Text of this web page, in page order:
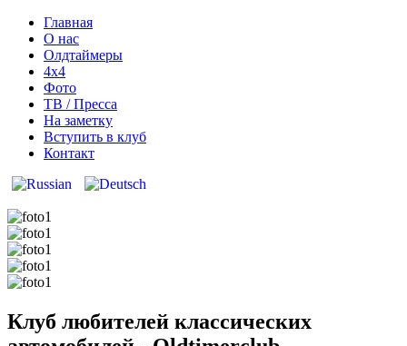
Главная
О нас
Олдтаймеры
4х4
Фото
ТВ / Пресса
На заметку
Вступить в клуб
Контакт
Клуб любителей классических